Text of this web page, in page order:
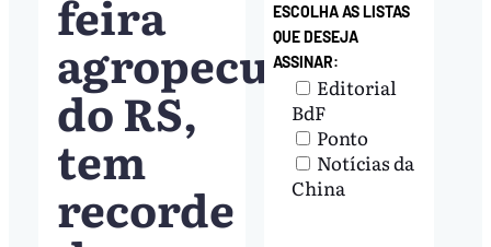
feira
agropecuária
do RS,
tem
recorde
ESCOLHA AS LISTAS
QUE DESEJA
ASSINAR:
Editorial
BdF
Ponto
Notícias da
China